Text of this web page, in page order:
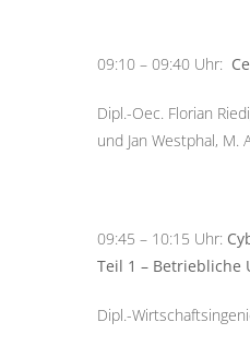
09:10 – 09:40 Uhr:
Dipl.-Oec. Florian
und Jan Westphal, M.
09:45 – 10:15 Uhr:
Teil 1 –
Dipl.-